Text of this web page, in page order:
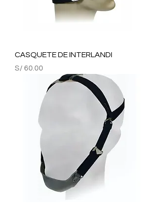
CASQUETE DE INTERLANDI
Precio
S/ 60.00